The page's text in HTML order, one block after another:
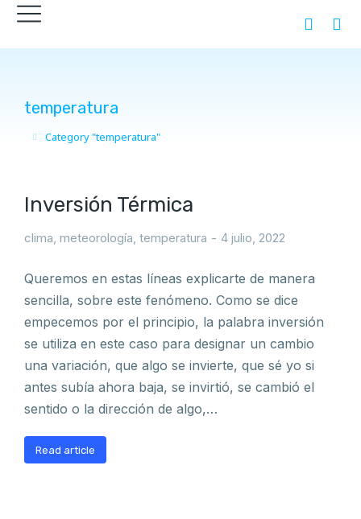
temperatura
You are here:
Category "temperatura"
Inversión Térmica
clima, meteorología, temperatura 4 julio, 2022
Queremos en estas líneas explicarte de manera
sencilla, sobre este fenómeno. Como se dice
empecemos por el principio, la palabra inversión
se utiliza en este caso para designar un cambio
una variación, que algo se invierte, que sé yo si
antes subía ahora baja, se invirtió, se cambió el
sentido o la dirección de algo,…
Read article